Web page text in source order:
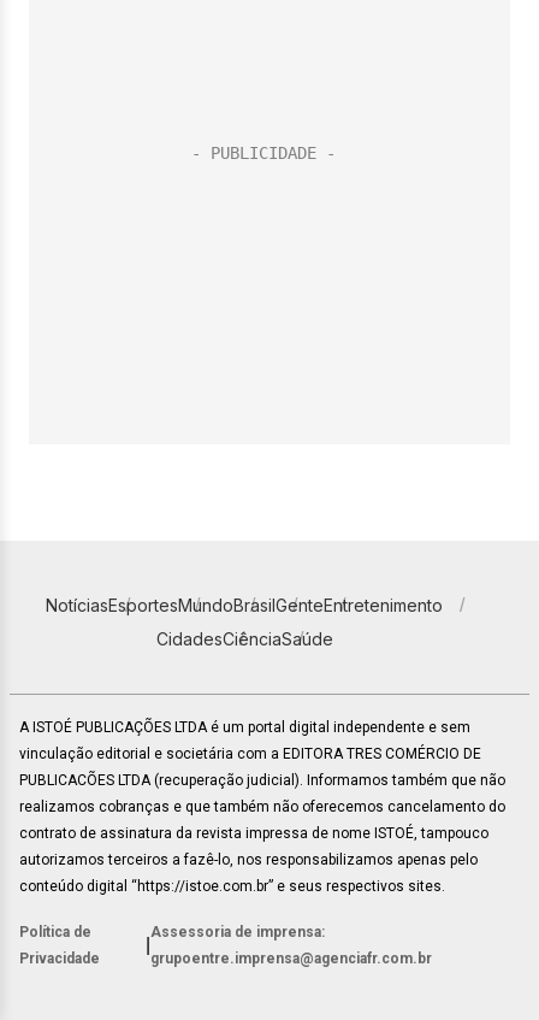
NotíciasEsportesMundoBrasilGenteEntretenimento
CidadesCiênciaSaúde
A ISTOÉ PUBLICAÇÕES LTDA é um portal digital independente e sem
vinculação editorial e societária com a EDITORA TRES COMÉRCIO DE
PUBLICACÕES LTDA (recuperação judicial). Informamos também que não
realizamos cobranças e que também não oferecemos cancelamento do
contrato de assinatura da revista impressa de nome ISTOÉ, tampouco
autorizamos terceiros a fazê-lo, nos responsabilizamos apenas pelo
conteúdo digital “https://istoe.com.br” e seus respectivos sites.
Política de
Privacidade
Assessoria de imprensa:
grupoentre.imprensa@agenciafr.com.br